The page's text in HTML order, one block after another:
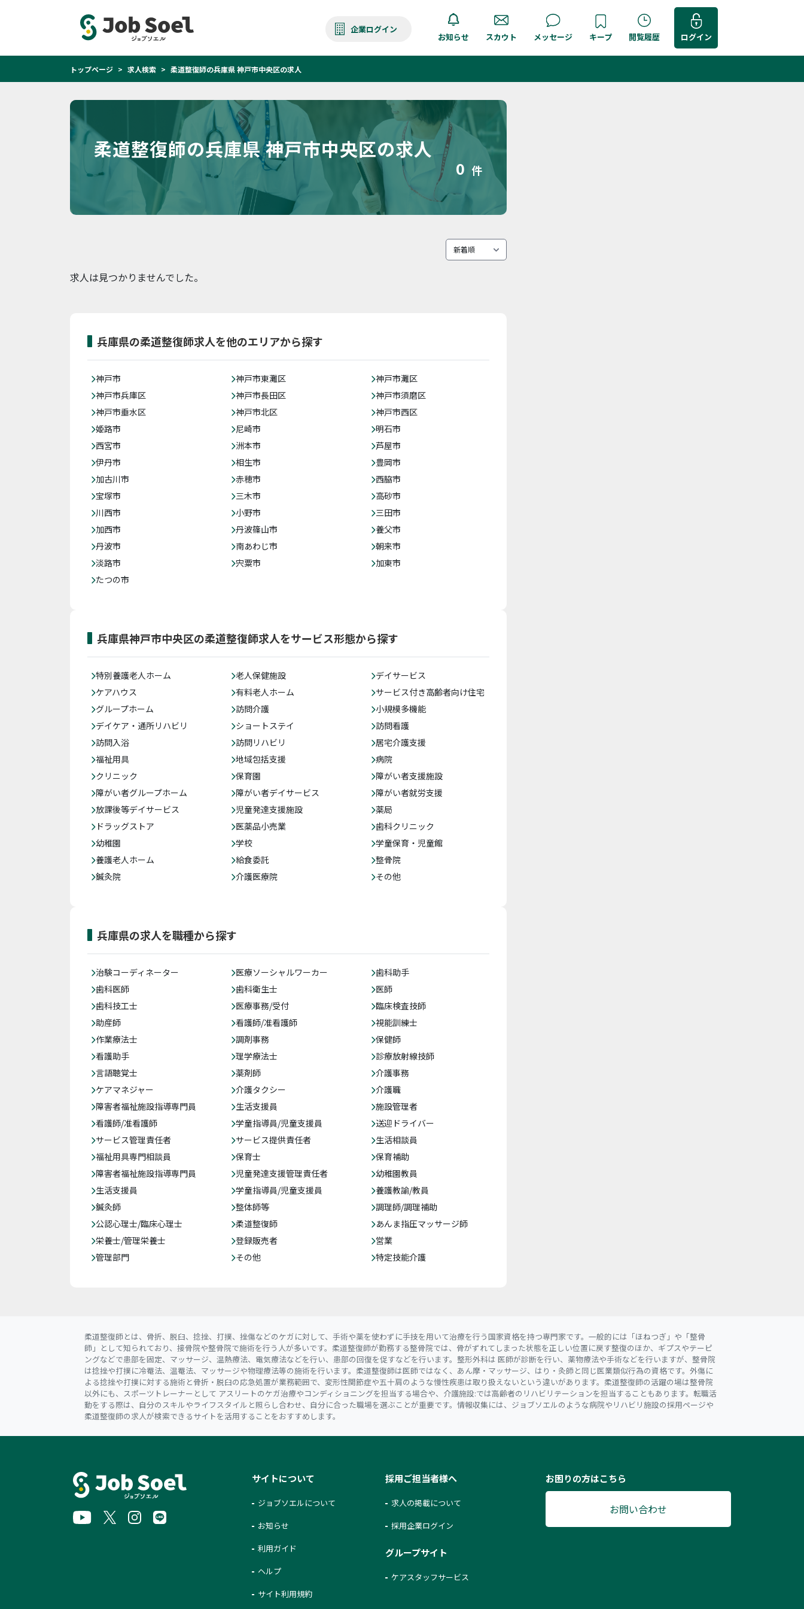
企業ログイン
お知らせ スカウト メッセージ キープ 閲覧履歴 ログイン
トップページ 求人検索 柔道整復師の兵庫県 神戸市中央区の求人
柔道整復師の兵庫県 神戸市中央区の求人
0 件
求人は見つかりませんでした。
兵庫県の柔道整復師求人を他のエリアから探す
神戸市 神戸市東灘区
神戸市灘区
神戸市兵庫区
神戸市長田区
神戸市須磨区
神戸市垂水区
神戸市北区
神戸市西区
姫路市
尼崎市
明石市
西宮市
洲本市
芦屋市
伊丹市
相生市
豊岡市
加古川市
赤穂市
西脇市
宝塚市
三木市
高砂市
川西市
小野市
三田市
加西市
丹波篠山市
養父市
丹波市
南あわじ市
朝来市
淡路市
宍粟市
加東市
たつの市
兵庫県神戸市中央区の柔道整復師求人をサービス形態から探す
特別養護老人ホーム 老人保健施設
デイサービス
ケアハウス
有料老人ホーム
サービス付き高齢者向け住宅
グループホーム
訪問介護
小規模多機能
デイケア・通所リハビリ
ショートステイ
訪問看護
訪問入浴
訪問リハビリ
居宅介護支援
福祉用具
地域包括支援
病院
クリニック
保育園
障がい者支援施設
障がい者グループホーム
障がい者デイサービス
障がい者就労支援
放課後等デイサービス
児童発達支援施設
薬局
ドラッグストア
医薬品小売業
歯科クリニック
幼稚園
学校
学童保育・児童館
養護老人ホーム
給食委託
整骨院
鍼灸院
介護医療院 その他
兵庫県の求人を職種から探す
治験コーディネーター 医療ソーシャルワーカー
歯科助手
歯科医師
歯科衛生士
医師
歯科技工士
医療事務/受付
臨床検査技師
助産師
看護師/准看護師
視能訓練士
作業療法士
調剤事務
保健師
看護助手
理学療法士
診療放射線技師
言語聴覚士
薬剤師
介護事務
ケアマネジャー
介護タクシー
介護職
障害者福祉施設指導専門員
生活支援員
施設管理者
看護師/准看護師
学童指導員/児童支援員
送迎ドライバー
サービス管理責任者
サービス提供責任者
生活相談員
福祉用具専門相談員
保育士
保育補助
障害者福祉施設指導専門員
児童発達支援管理責任者
幼稚園教員
生活支援員
学童指導員/児童支援員
養護教諭/教員
鍼灸師
整体師等
調理師/調理補助
公認心理士/臨床心理士
柔道整復師
あんま指圧マッサージ師
栄養士/管理栄養士
登録販売者
営業
管理部門
その他 特定技能介護
柔道整復師とは、骨折、脱臼、捻挫、打撲、挫傷などのケガに対して、手術や薬を使わずに手技を用いて治療を行う国家資格を持つ専門家です。一般的には「ほねつぎ」や「整骨
師」として知られており、接骨院や整骨院で施術を行う人が多いです。柔道整復師が勤務する整骨院では、骨がずれてしまった状態を正しい位置に戻す整復のほか、ギプスやテーピ
ングなどで患部を固定、マッサージ、温熱療法、電気療法などを行い、患部の回復を促すなどを行います。整形外科は 医師が診断を行い、薬物療法や手術などを行いますが、整骨院
は捻挫や打撲に冷罨法、温罨法、マッサージや物理療法等の施術を行います。柔道整復師は医師ではなく、あん摩・マッサージ、はり・灸師と同じ医業類似行為の資格です。外傷に
よる捻挫や打撲に対する施術と骨折・脱臼の応急処置が業務範囲で、変形性関節症や五十肩のような慢性疾患は取り扱えないという違いがあります。柔道整復師の活躍の場は整骨院
以外にも、スポーツトレーナーとして アスリートのケガ治療やコンディショニングを担当する場合や、介護施設:では高齢者のリハビリテーションを担当することもあります。転職活
動をする際は、自分のスキルやライフスタイルと照らし合わせ、自分に合った職場を選ぶことが重要です。情報収集には、ジョブソエルのような病院やリハビリ施設の採用ページや
柔道整復師の求人が検索できるサイトを活用することをおすすめします。
サイトについて
ジョブソエルについて
お知らせ
利用ガイド
ヘルプ
サイト利用規約
採用ご担当者様へ
求人の掲載について
採用企業ログイン
グループサイト
ケアスタッフサービス
お困りの方はこちら
お問い合わせ